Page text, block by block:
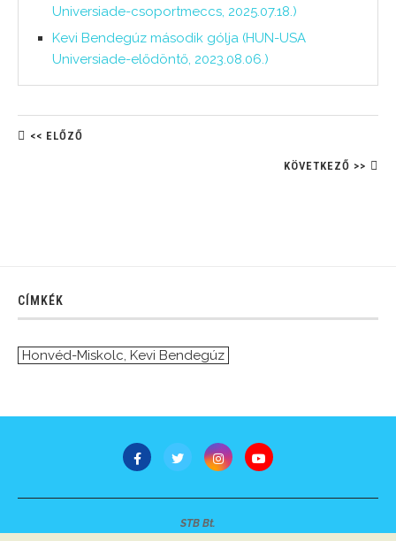
Universiade-csoportmeccs, 2025.07.18.)
Kevi Bendegúz második gólja (HUN-USA
Universiade-elődöntő, 2023.08.06.)
<< ELŐZŐ
KÖVETKEZŐ >>
CÍMKÉK
Honvéd-Miskolc, Kevi Bendegúz
STB Bt.